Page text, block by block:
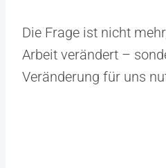
Die Frage ist nicht
Arbeit verändert –
Veränderung für uns